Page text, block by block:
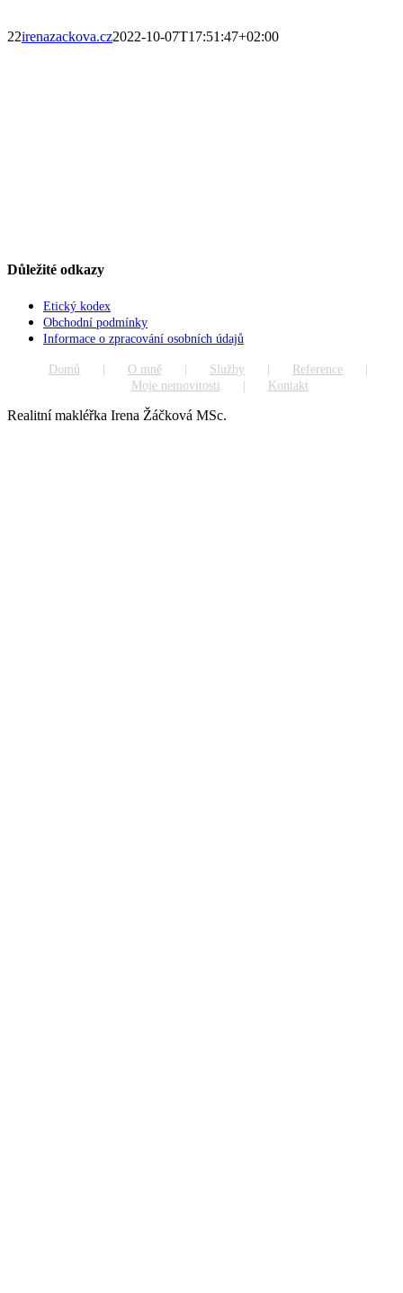
22irenazackova.cz2022-10-07T17:51:47+02:00
Důležité odkazy
Etický kodex
Obchodní podmínky
Informace o zpracování osobních údajů
Domů O mně Služby
Reference
Moje nemovitosti
Kontakt
Realitní makléřka Irena Žáčková MSc.